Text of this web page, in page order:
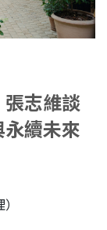
張志維談
續未來